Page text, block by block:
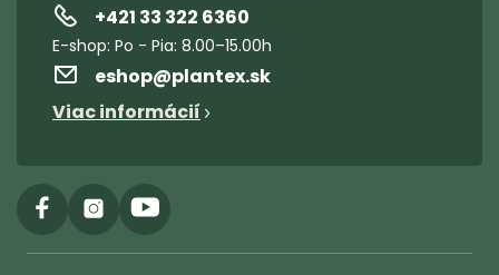
eshop@plantex.sk
+421 33 322 6360
Viac informácií